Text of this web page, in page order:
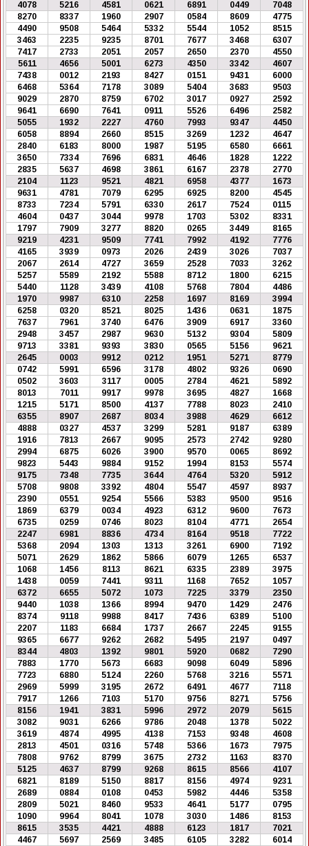
4078 5216 4581 0621 6891 0449
7048
8270
8337 1960 2907 0584 8609
4775
4490
9508 5464 5332 5544 1052
8515
3463
2235 9235 8701 7677 3468
6307
7417
2733 2051 2057 2650 2370
4550
5611
4656 5001 6273 4350 3342
4607
7438
0012 2193 8427 0151 9431
6000
6468
5364 7178 3089 5404 3683
9503
9029
2870 8759 6702 3017 0927
2592
9641
6690 7641 0911 5526 6496
2582
5055
1932 2227 4760 7993 9347
4450
6058
8894 2660 8515 3269 1232
4647
2840
6183 8000 1987 5195 6580
6661
3650
7334 7696 6831 4646 1828
1222
2835
5637 4698 3861 6167 2378
2770
2104
1123 9521 4821 6958 4377
1673
9631
4781 7079 6295 6925 8200
4545
8733
7234 5791 6330 2617 7524
0115
4604
0437 3044 9978 1703 5302
8331
1797
7909 3277 8820 0265 3449
8165
9219
4231 9509 7741 7992 4192
7776
4165
3939 0973 2026 2439 3026
7037
2067
2614 4727 3659 2528 7033
3262
5257
5589 2192 5588 8712 1800
6215
5440
1128 3439 4108 5768 7804
4486
1970
9987 6310 2258 1697 8169
3994
6258
0320 8521 8025 1436 0631
1875
7637
7961 3740 6476 3909 6917
3360
2948
3457 2987 9630 5132 9304
5809
9713
3381 9393 3830 0565 5156
9621
2645
0003 9912 0212 1951 5271
8779
0742
5991 6596 3178 4802 9326
0690
0502
3603 3117 0005 2784 4621
5892
8013
7011 9917 9978 3695 4827
1668
1215
5171 8500 4137 7788 8023
2410
6355
8907 2687 8034 3988 4629
6612
4888
0327 4537 3299 5281 9187
6389
1916
7813 2667 9095 2573 2742
9280
2994
6875 6026 3900 9570 0065
8692
9823
5443 9884 9152 1994 8153
5574
9175
7348 7735 3644 4764 5320
5912
5708
9808 3392 4804 5547 4597
8937
2390
0551 9254 5566 5383 9500
9516
1869
6379 0034 4923 6312 9600
7673
6735
0259 0746 8023 8104 4771
2654
2247
6981 8836 4734 8164 9518
7722
5368
2094 1303 1313 3261 6900
7192
5071
2629 1862 5866 6079 1265
6537
1068
1456 8113 8621 6335 2389
3975
1438
0059 7441 9311 1168 7652
1057
6372
6655 5072 1073 7225 3379
2350
9440
1038 1366 8994 9470 1429
2476
8374
9118 9988 8417 7436 6389
5100
2207
1183 6684 1737 2667 2245
9155
9365
6677 9262 2682 5495 2197
0497
8344
4803 1392 9801 5920 0682
7290
7883
1770 5673 6683 9098 6049
5896
7723
6880 5124 2260 5768 3216
5571
2969
5999 3195 2672 6491 4677
7118
7917
1266 7103 5170 9756 8271
5756
8156
1941 3831 5996 2972 2079
5615
3082
9031 6266 9786 2048 1378
5022
3619
4874 4995 4138 7153 9348
4608
2813
4501 0316 5748 5366 1673
7975
7808
9762 8799 3675 2732 1163
8370
5125
4637 8799 9268 8615 8566
4107
6821
8189 5150 8817 8156 4974
9231
2689
0884 0108 0453 5982 4446
5358
2809
5021 8460 9533 4641 5177
0795
1090
9964 8041 1078 3030 1486
8153
8615
3535 4421 4888 6123 1817
7021
4467
5697 2569 3485 6105 3282
6014